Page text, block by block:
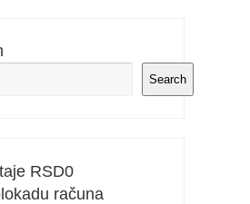
Search
RSD0
računa